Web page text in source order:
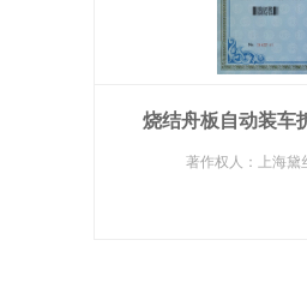
烧结舟板自动装车
著作权人：上海黛